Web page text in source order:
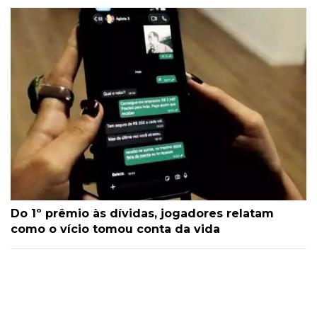
Do 1º prêmio às dívidas, jogadores relatam
como o vício tomou conta da vida